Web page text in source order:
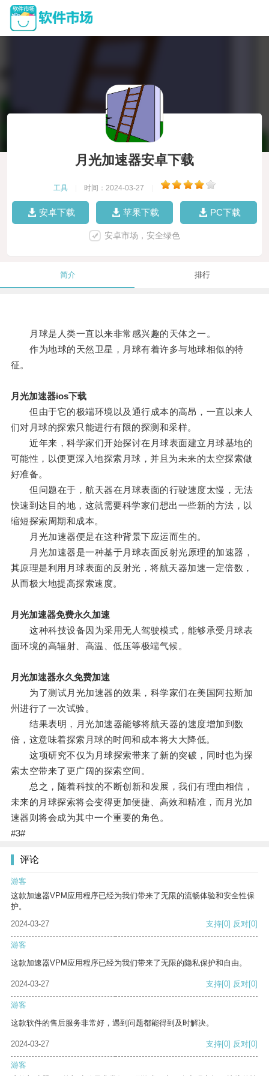
月光加速器安卓下载
工具 时间：2024-03-27
安卓下载 苹果下载 PC下载
安卓市场，安全绿色
简介 排行
月球是人类一直以来非常感兴趣的天体之一。
作为地球的天然卫星，月球有着许多与地球相似的特
征。
月光加速器ios下载
但由于它的极端环境以及通行成本的高昂，一直以来人
们对月球的探索只能进行有限的探测和采样。
近年来，科学家们开始探讨在月球表面建立月球基地的
可能性，以便更深入地探索月球，并且为未来的太空探索做
好准备。
但问题在于，航天器在月球表面的行驶速度太慢，无法
快速到达目的地，这就需要科学家们想出一些新的方法，以
缩短探索周期和成本。
月光加速器便是在这种背景下应运而生的。
月光加速器是一种基于月球表面反射光原理的加速器，
其原理是利用月球表面的反射光，将航天器加速一定倍数，
从而极大地提高探索速度。
月光加速器免费永久加速
这种科技设备因为采用无人驾驶模式，能够承受月球表
面环境的高辐射、高温、低压等极端气候。
月光加速器永久免费加速
为了测试月光加速器的效果，科学家们在美国阿拉斯加
州进行了一次试验。
结果表明，月光加速器能够将航天器的速度增加到数
倍，这意味着探索月球的时间和成本将大大降低。
这项研究不仅为月球探索带来了新的突破，同时也为探
索太空带来了更广阔的探索空间。
总之，随着科技的不断创新和发展，我们有理由相信，
未来的月球探索将会变得更加便捷、高效和精准，而月光加
速器则将会成为其中一个重要的角色。
#3#
评论
游客
这款加速器VPM应用程序已经为我们带来了无限的流畅体验和安全性保
护。
2024-03-27
支持[0] 反对[0]
游客
这款加速器VPM应用程序已经为我们带来了无限的隐私保护和自由。
2024-03-27 支持[0] 反对[0]
游客
这款软件的售后服务非常好，遇到问题都能得到及时解决。
2024-03-27 支持[0] 反对[0]
游客